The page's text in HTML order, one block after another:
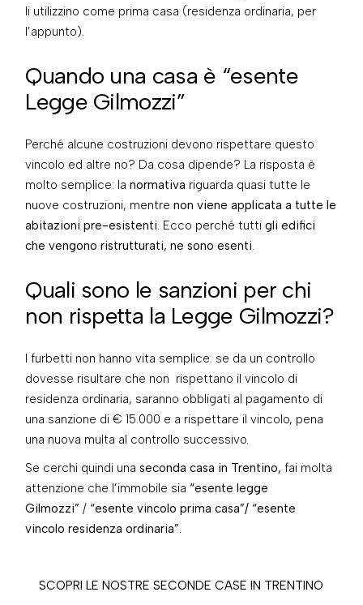
li utilizzino come prima casa (residenza ordinaria, per
l’appunto).
Quando una casa è “esente
Legge Gilmozzi”
Perché alcune costruzioni devono rispettare questo
vincolo ed altre no? Da cosa dipende? La risposta è
molto semplice: lanormativa riguarda quasi tutte le
nuove costruzioni, mentrenon viene applicata a tutte le
abitazioni pre-esistenti. Ecco perché tuttigli edifici
che vengono ristrutturati, ne sono esenti.
Quali sono le sanzioni per chi
non rispetta la Legge Gilmozzi?
I furbetti non hanno vita semplice: se da un controllo
dovesse risultare che non rispettano il vincolo di
residenza ordinaria, saranno obbligati al pagamento di
una sanzione di € 15.000 e a rispettare il vincolo, pena
una nuova multa al controllo successivo.
Se cerchi quindi unaseconda casa in Trentino, fai molta
attenzione che l’immobile sia “esente legge
Gilmozzi”/ “esente vincolo prima casa”/ “esente
vincolo residenza ordinaria”.
SCOPRI LE NOSTRE SECONDE CASE IN TRENTINO